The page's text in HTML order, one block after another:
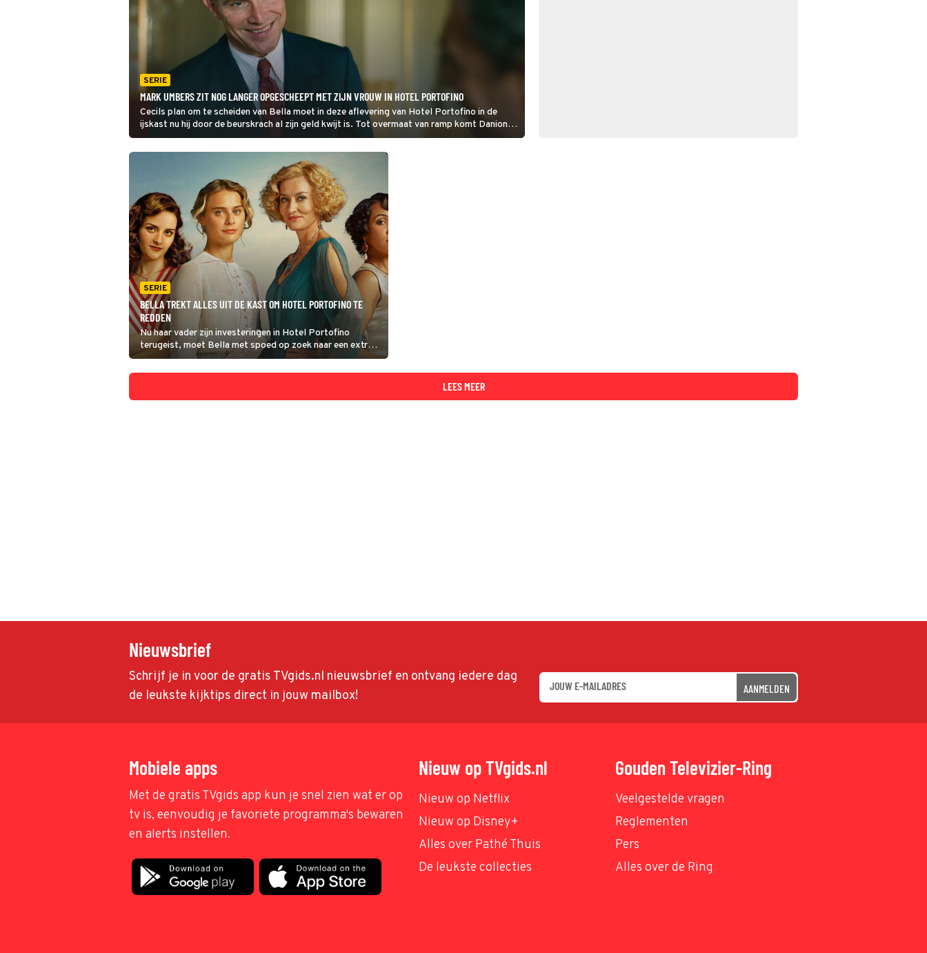
SERIE
MARK UMBERS ZIT NOG LANGER OPGESCHEEPT MET ZIJN VROUW IN HOTEL PORTOFINO
Cecils plan om te scheiden van Bella moet in deze aflevering van Hotel Portofino in de
ijskast nu hij door de beurskrach al zijn geld kwijt is. Tot overmaat van ramp komt Danioni
zijn lening opeisen en voelt Cecil de gevolgen van een eerdere oplichterstruc.
SERIE
BELLA TREKT ALLES UIT DE KAST OM HOTEL PORTOFINO TE
REDDEN
Nu haar vader zijn investeringen in Hotel Portofino
terugeist, moet Bella met spoed op zoek naar een extra
geldstroom. Ze doet haar vriendin Claudine het voorstel
om samen een lijn met schoonheidsproducten te lanceren.
LEES MEER
Nieuwsbrief
Schrijf je in voor de gratis TVgids.nl nieuwsbrief en ontvang iedere dag
de leukste kijktips direct in jouw mailbox!
AANMELDEN
Mobiele apps
Met de gratis TVgids app kun je snel zien wat er op
tv is, eenvoudig je favoriete programma's bewaren
en alerts instellen.
Nieuw op TVgids.nl
Nieuw op Netflix
Nieuw op Disney+
Alles over Pathé Thuis
De leukste collecties
Gouden Televizier-Ring
Veelgestelde vragen
Reglementen
Pers
Alles over de Ring